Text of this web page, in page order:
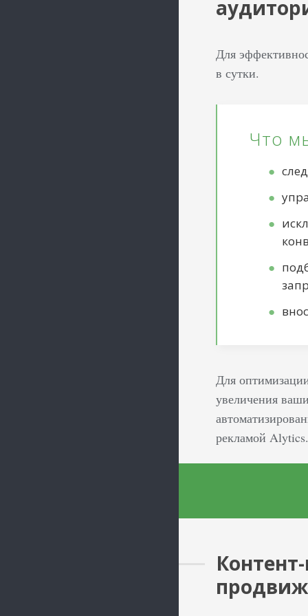
Для
в сутки.
Что
Для
увеличения
рекламой Alytics.